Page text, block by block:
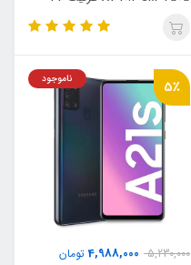
گیگابایت
5٪
5,230,000
4,988,000تومان
ناموجود